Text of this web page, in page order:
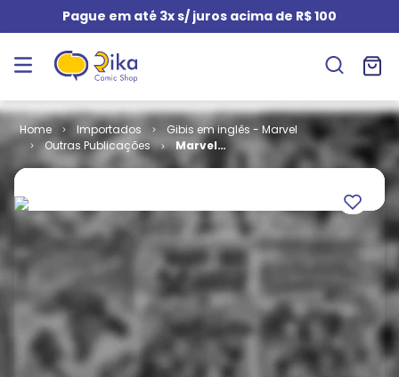
Pague em até 3x s/ juros acima de R$ 100
Importados
Gibis em inglês - Marvel
Outras Publicações
Marvel
Knights X-